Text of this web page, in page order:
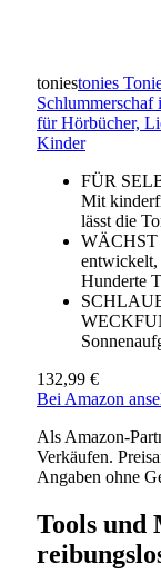
toniestonies
für Hörbücher,
Kinder
FÜR
Mit
lässt die
WÄCHST
entwickelt,
Hunderte
132,99 €
Bei Amazon
Als Amazon-
Verkäufen.
Angaben ohne
Tools und